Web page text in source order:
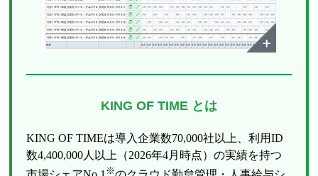
KING OF TIME とは
KING OF TIMEは導入企業数70,000社以上、利用ID
数4,400,000人以上（2026年4月時点）の実績を持つ
※